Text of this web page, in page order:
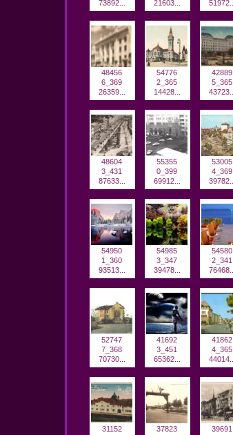
73892...
21603...
51972...
48456
6_369
26359...
54776
2_365
14428...
42889
5_365
43723...
48604
3_431
87633...
55355
0_399
69912...
53005
4_369
39782...
54950
1_360
93513...
54985
3_347
39478...
54580
2_341
76468...
52747
7_368
70730...
41692
3_451
65362...
41862
4_365
44014...
31152
37823
39691